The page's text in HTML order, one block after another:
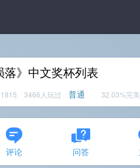
落》中文奖杯列表
1815 3466人玩过 普通 32.03%完美
评论 问答